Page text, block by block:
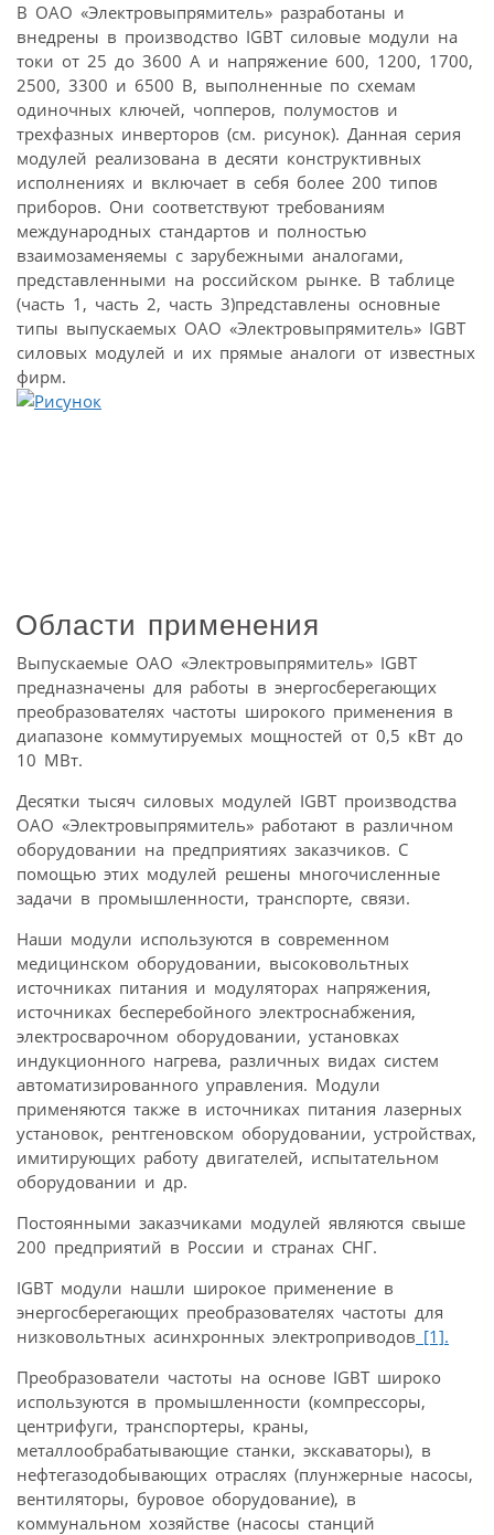
В ОАО «Электровыпрямитель» разработаны и
внедрены в производство IGBT силовые модули на
токи от 25 до 3600 А и напряжение 600, 1200, 1700,
2500, 3300 и 6500 В, выполненные по схемам
одиночных ключей, чопперов, полумостов и
трехфазных инверторов (см. рисунок). Данная серия
модулей реализована в десяти конструктивных
исполнениях и включает в себя более 200 типов
приборов. Они соответствуют требованиям
международных стандартов и полностью
взаимозаменяемы с зарубежными аналогами,
представленными на российском рынке. В таблице
(часть 1, часть 2, часть 3)представлены основные
типы выпускаемых ОАО «Электровыпрямитель» IGBT
силовых модулей и их прямые аналоги от известных
фирм.
Области применения
Выпускаемые ОАО «Электровыпрямитель» IGBT
предназначены для работы в энергосберегающих
преобразователях частоты широкого применения в
диапазоне коммутируемых мощностей от 0,5 кВт до
10 МВт.
Десятки тысяч силовых модулей IGBT производства
ОАО «Электровыпрямитель» работают в различном
оборудовании на предприятиях заказчиков. С
помощью этих модулей решены многочисленные
задачи в промышленности, транспорте, связи.
Наши модули используются в современном
медицинском оборудовании, высоковольтных
источниках питания и модуляторах напряжения,
источниках бесперебойного электроснабжения,
электросварочном оборудовании, установках
индукционного нагрева, различных видах систем
автоматизированного управления. Модули
применяются также в источниках питания лазерных
установок, рентгеновском оборудовании, устройствах,
имитирующих работу двигателей, испытательном
оборудовании и др.
Постоянными заказчиками модулей являются свыше
200 предприятий в России и странах СНГ.
IGBT модули нашли широкое применение в
энергосберегающих преобразователях частоты для
низковольтных асинхронных электроприводов [1].
Преобразователи частоты на основе IGBT широко
используются в промышленности (компрессоры,
центрифуги, транспортеры, краны,
металлообрабатывающие станки, экскаваторы), в
нефтегазодобывающих отраслях (плунжерные насосы,
вентиляторы, буровое оборудование), в
коммунальном хозяйстве (насосы станций